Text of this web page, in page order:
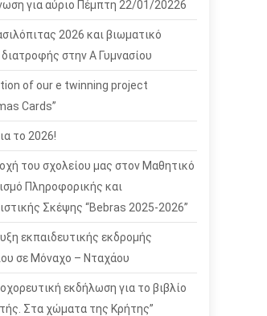
για αύριο Πέμπτη 22/01/20226
2026 και βιωματικό
στην Α Γυμνασίου
of our e twinning project
Cards”
το 2026!
του σχολείου μας στον Μαθητικό
Πληροφορικής και
Σκέψης “Bebras 2025-2026”
εκπαιδευτικής εκδρομής
σε Μόναχο – Νταχάου
εκδήλωση για το βιβλίο
Στα χώματα της Κρήτης”